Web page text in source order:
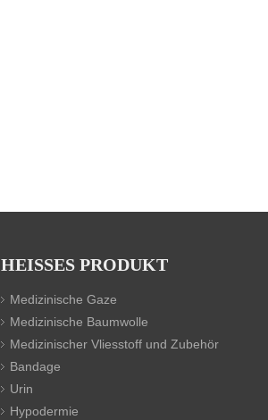
HEISSES PRODUKT
Medizinische Gaze
Medizinische Baumwolle
Medizinischer Vliesstoff und Zubehör
Bandage
Urin
Hypodermie